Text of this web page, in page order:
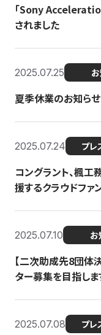
「Sony
されました
2025.07.25
夏季休業のお知らせ
2025.07.24 プレ
コングラント、楓
援するクラウドファ
2025.07.10 お
【二次助成先8団体
ター募集を目指しま
2025.07.08 プレ